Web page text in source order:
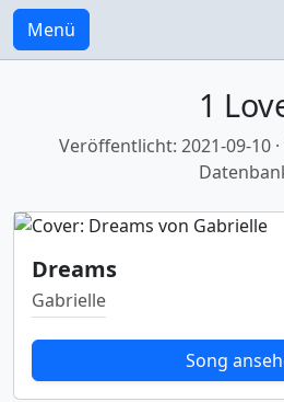
Menü
1
Veröffentlicht: 2021-09-10
Dreams
Gabrielle
Song